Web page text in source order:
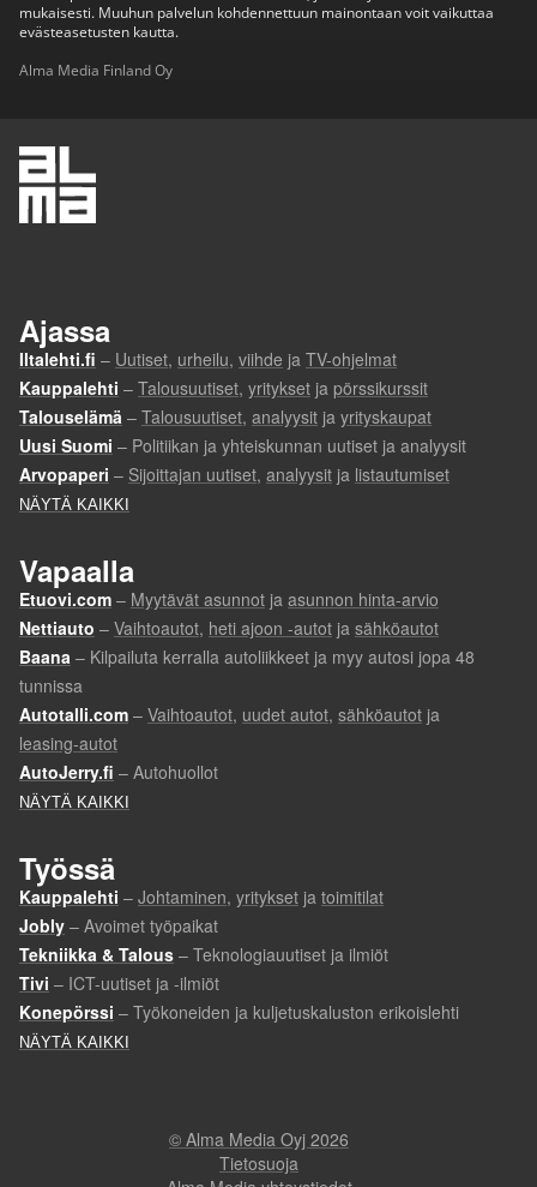
mukaisesti. Muuhun palvelun kohdennettuun mainontaan voit vaikuttaa
evästeasetusten kautta.
Alma Media Finland Oy